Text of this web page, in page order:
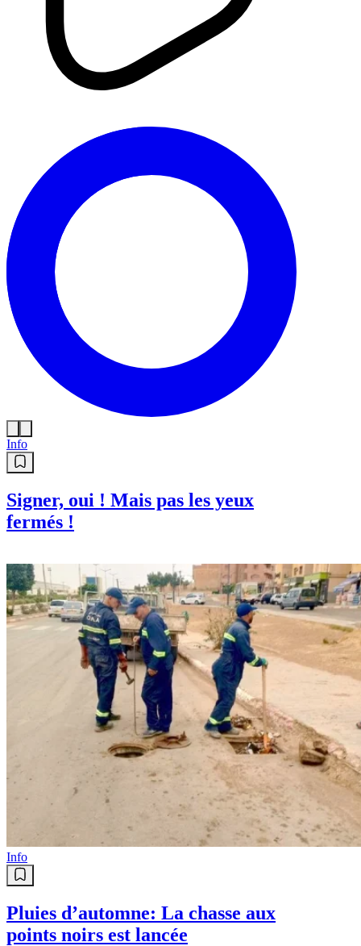
Info
Signer, oui ! Mais pas les yeux
fermés !
Info
Pluies d’automne: La chasse aux
points noirs est lancée